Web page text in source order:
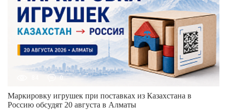
0
Маркировку игрушек при поставках из Казахстана в
Россию обсудят 20 августа в Алматы